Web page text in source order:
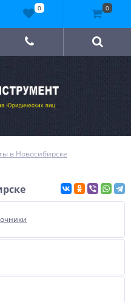
в Новосибирске
0 0